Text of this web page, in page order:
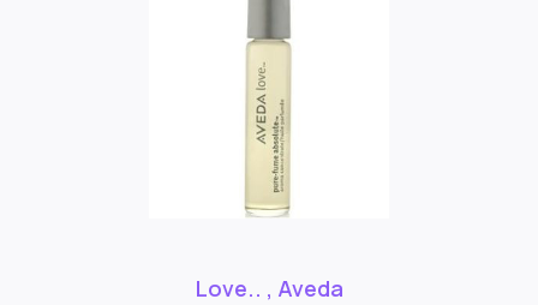
Love.. , Aveda